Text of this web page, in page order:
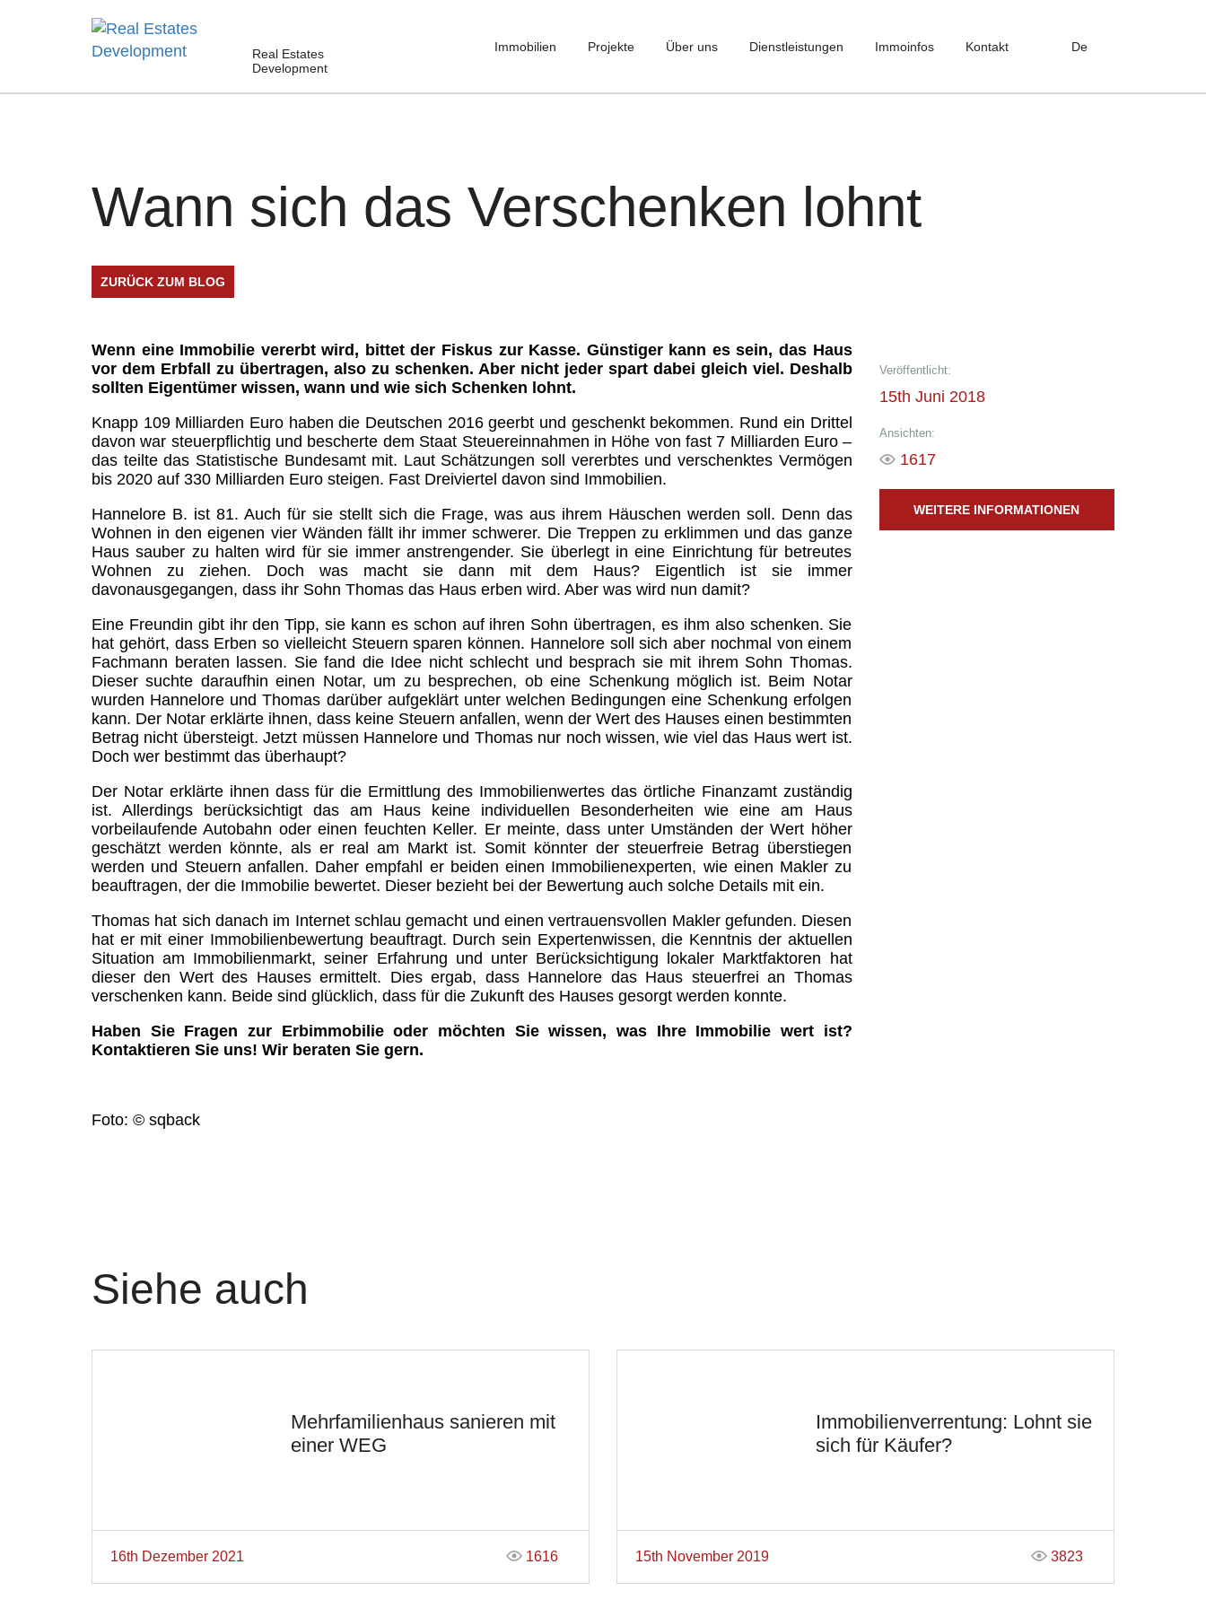
Real Estates
Development
Immobilien Projekte Über uns Dienstleistungen Immoinfos Kontakt De
Wann sich das Verschenken lohnt
ZURÜCK ZUM BLOG
Wenn eine Immobilie vererbt wird, bittet der Fiskus zur Kasse. Günstiger kann es sein, das Haus
vor dem Erbfall zu übertragen, also zu schenken. Aber nicht jeder spart dabei gleich viel. Deshalb
sollten Eigentümer wissen, wann und wie sich Schenken lohnt.
Knapp 109 Milliarden Euro haben die Deutschen 2016 geerbt und geschenkt bekommen. Rund ein Drittel
davon war steuerpflichtig und bescherte dem Staat Steuereinnahmen in Höhe von fast 7 Milliarden Euro –
das teilte das Statistische Bundesamt mit. Laut Schätzungen soll vererbtes und verschenktes Vermögen
bis 2020 auf 330 Milliarden Euro steigen. Fast Dreiviertel davon sind Immobilien.
Hannelore B. ist 81. Auch für sie stellt sich die Frage, was aus ihrem Häuschen werden soll. Denn das
Wohnen in den eigenen vier Wänden fällt ihr immer schwerer. Die Treppen zu erklimmen und das ganze
Haus sauber zu halten wird für sie immer anstrengender. Sie überlegt in eine Einrichtung für betreutes
Wohnen zu ziehen. Doch was macht sie dann mit dem Haus? Eigentlich ist sie immer
davonausgegangen, dass ihr Sohn Thomas das Haus erben wird. Aber was wird nun damit?
Eine Freundin gibt ihr den Tipp, sie kann es schon auf ihren Sohn übertragen, es ihm also schenken. Sie
hat gehört, dass Erben so vielleicht Steuern sparen können. Hannelore soll sich aber nochmal von einem
Fachmann beraten lassen. Sie fand die Idee nicht schlecht und besprach sie mit ihrem Sohn Thomas.
Dieser suchte daraufhin einen Notar, um zu besprechen, ob eine Schenkung möglich ist. Beim Notar
wurden Hannelore und Thomas darüber aufgeklärt unter welchen Bedingungen eine Schenkung erfolgen
kann. Der Notar erklärte ihnen, dass keine Steuern anfallen, wenn der Wert des Hauses einen bestimmten
Betrag nicht übersteigt. Jetzt müssen Hannelore und Thomas nur noch wissen, wie viel das Haus wert ist.
Doch wer bestimmt das überhaupt?
Der Notar erklärte ihnen dass für die Ermittlung des Immobilienwertes das örtliche Finanzamt zuständig
ist. Allerdings berücksichtigt das am Haus keine individuellen Besonderheiten wie eine am Haus
vorbeilaufende Autobahn oder einen feuchten Keller. Er meinte, dass unter Umständen der Wert höher
geschätzt werden könnte, als er real am Markt ist. Somit könnter der steuerfreie Betrag überstiegen
werden und Steuern anfallen. Daher empfahl er beiden einen Immobilienexperten, wie einen Makler zu
beauftragen, der die Immobilie bewertet. Dieser bezieht bei der Bewertung auch solche Details mit ein.
Thomas hat sich danach im Internet schlau gemacht und einen vertrauensvollen Makler gefunden. Diesen
hat er mit einer Immobilienbewertung beauftragt. Durch sein Expertenwissen, die Kenntnis der aktuellen
Situation am Immobilienmarkt, seiner Erfahrung und unter Berücksichtigung lokaler Marktfaktoren hat
dieser den Wert des Hauses ermittelt. Dies ergab, dass Hannelore das Haus steuerfrei an Thomas
verschenken kann. Beide sind glücklich, dass für die Zukunft des Hauses gesorgt werden konnte.
Haben Sie Fragen zur Erbimmobilie oder möchten Sie wissen, was Ihre Immobilie wert ist?
Kontaktieren Sie uns! Wir beraten Sie gern.
Foto: © sqback
Veröffentlicht:
15th Juni 2018
Ansichten:
1617
WEITERE INFORMATIONEN
Siehe auch
Mehrfamilienhaus sanieren mit
einer WEG
16th Dezember 2021 1616
Immobilienverrentung: Lohnt sie
sich für Käufer?
15th November 2019 3823